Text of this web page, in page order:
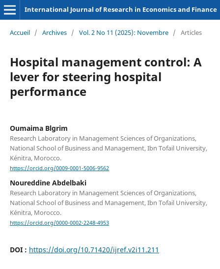
International Journal of Research in Economics and Finance
Accueil / Archives / Vol. 2 No 11 (2025): Novembre / Articles
Hospital management control: A
lever for steering hospital
performance
Oumaima Blgrim
Research Laboratory in Management Sciences of Organizations,
National School of Business and Management, Ibn Tofail University,
Kénitra, Morocco.
https://orcid.org/0009-0001-5006-9562
Noureddine Abdelbaki
Research Laboratory in Management Sciences of Organizations,
National School of Business and Management, Ibn Tofail University,
Kénitra, Morocco.
https://orcid.org/0000-0002-2248-4953
DOI : https://doi.org/10.71420/ijref.v2i11.211